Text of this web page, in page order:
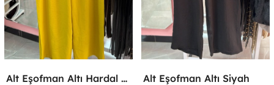
Alt Eşofman Altı Hardal Sarısı Alt Eşofman Altı Siyah